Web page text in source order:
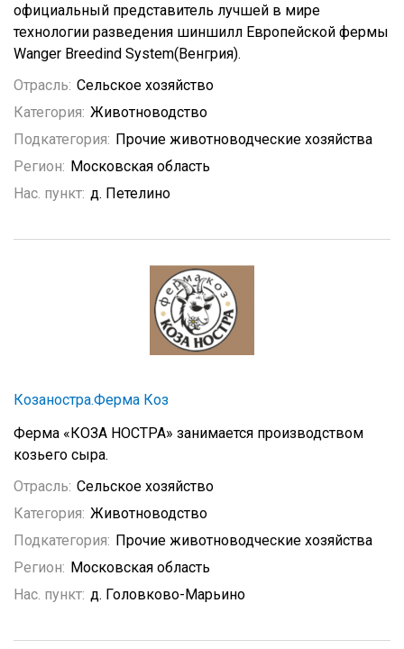
официальный представитель лучшей в мире
технологии разведения шиншилл Европейской фермы
Wanger Breedind System(Венгрия).
Отрасль: Сельское хозяйство
Категория: Животноводство
Подкатегория: Прочие животноводческие хозяйства
Регион: Московская область
Нас. пункт: д. Петелино
Козаностра.Ферма Коз
Ферма «КОЗА НОСТРА» занимается производством
козьего сыра.
Отрасль: Сельское хозяйство
Категория: Животноводство
Подкатегория: Прочие животноводческие хозяйства
Регион: Московская область
Нас. пункт: д. Головково-Марьино